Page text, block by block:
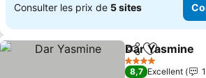
Consulter les prix de 5 sites
PartagerAjouter à
Dar Yasmine
4 Étoiles
8,7 Excellent